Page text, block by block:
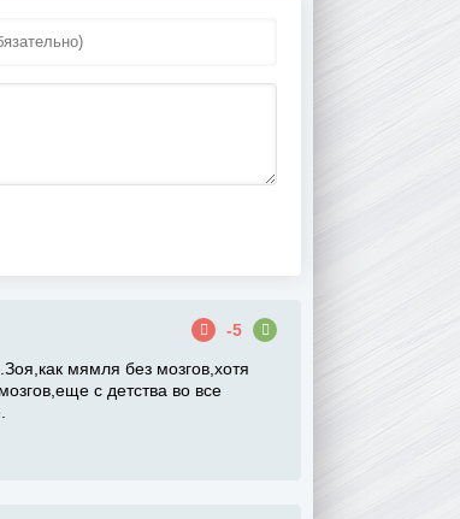
-5
мямля без мозгов,хотя
с детства во все